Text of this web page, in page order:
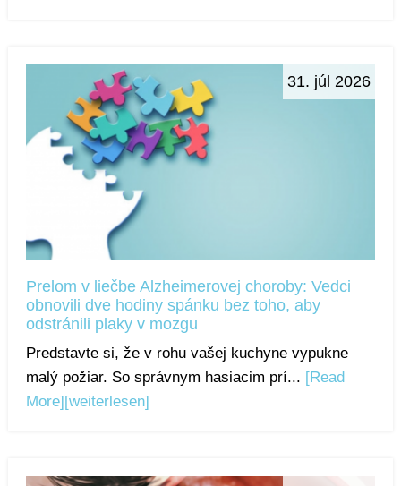
31. júl 2026
Prelom v liečbe Alzheimerovej choroby: Vedci
obnovili dve hodiny spánku bez toho, aby
odstránili plaky v mozgu
Predstavte si, že v rohu vašej kuchyne vypukne
malý požiar. So správnym hasiacim prí... [Read
More] [weiterlesen]